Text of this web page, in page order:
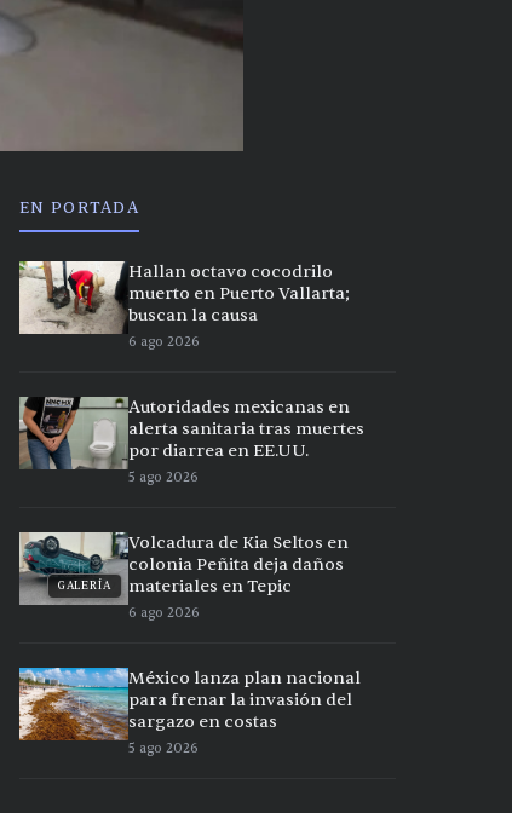
EN PORTADA
Hallan octavo cocodrilo
muerto en Puerto Vallarta;
buscan la causa
6 ago 2026
Autoridades mexicanas en
alerta sanitaria tras muertes
por diarrea en EE.UU.
5 ago 2026
GALERÍA
Volcadura de Kia Seltos en
colonia Peñita deja daños
materiales en Tepic
6 ago 2026
México lanza plan nacional
para frenar la invasión del
sargazo en costas
5 ago 2026